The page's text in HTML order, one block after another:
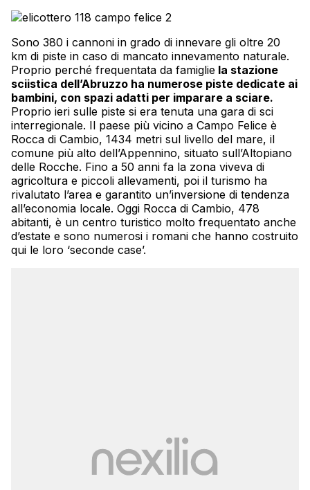
Sono 380 i cannoni in grado di innevare gli oltre 20
km di piste in caso di mancato innevamento naturale.
Proprio perché frequentata da famiglie la stazione
sciistica dell’Abruzzo ha numerose piste dedicate ai
bambini, con spazi adatti per imparare a sciare.
Proprio ieri sulle piste si era tenuta una gara di sci
interregionale. Il paese più vicino a Campo Felice è
Rocca di Cambio, 1434 metri sul livello del mare, il
comune più alto dell’Appennino, situato sull’Altopiano
delle Rocche. Fino a 50 anni fa la zona viveva di
agricoltura e piccoli allevamenti, poi il turismo ha
rivalutato l’area e garantito un’inversione di tendenza
all’economia locale. Oggi Rocca di Cambio, 478
abitanti, è un centro turistico molto frequentato anche
d’estate e sono numerosi i romani che hanno costruito
qui le loro ‘seconde case’.